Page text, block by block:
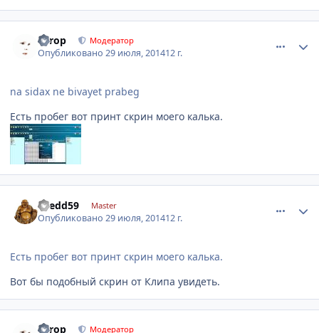
Turop Модератор
Опубликовано29 июля, 201412 г.
na sidax ne bivayet prabeg
Есть пробег вот принт скрин моего калька.
Dredd59 Master
Опубликовано29 июля, 201412 г.
Есть пробег вот принт скрин моего калька.
Вот бы подобный скрин от Клипа увидеть.
Turop Модератор